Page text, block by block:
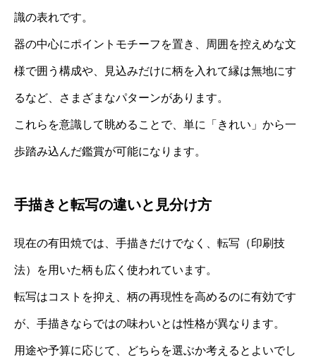
識の表れです。
器の中心にポイントモチーフを置き、周囲を控えめな文
様で囲う構成や、見込みだけに柄を入れて縁は無地にす
るなど、さまざまなパターンがあります。
これらを意識して眺めることで、単に「きれい」から一
歩踏み込んだ鑑賞が可能になります。
手描きと転写の違いと見分け方
現在の有田焼では、手描きだけでなく、転写（印刷技
法）を用いた柄も広く使われています。
転写はコストを抑え、柄の再現性を高めるのに有効です
が、手描きならではの味わいとは性格が異なります。
用途や予算に応じて、どちらを選ぶか考えるとよいでし